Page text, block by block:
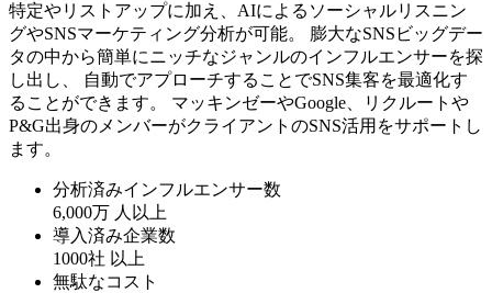
特定やリストアップに加え、AIによるソーシャルリスニン
グやSNSマーケティング分析が可能。 膨大なSNSビッグデー
タの中から簡単にニッチなジャンルのインフルエンサーを探
し出し、 自動でアプローチすることでSNS集客を最適化す
ることができます。 マッキンゼーやGoogle、リクルートや
P&G出身のメンバーがクライアントのSNS活用をサポートし
ます。
分析済みインフルエンサー数
6,000万 人以上
導入済み企業数
1000社 以上
無駄なコスト